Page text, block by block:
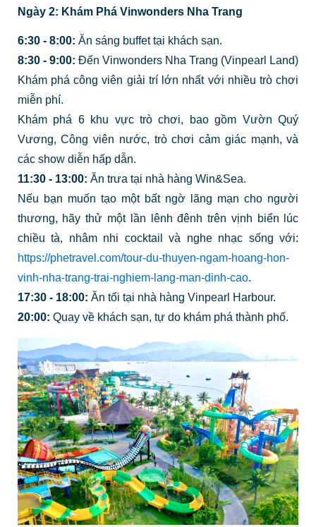
Ngày 2: Khám Phá Vinwonders Nha Trang
6:30 - 8:00: Ăn sáng buffet tại khách sạn.
8:30 - 9:00: Đến Vinwonders Nha Trang (Vinpearl Land)
Khám phá công viên giải trí lớn nhất với nhiều trò chơi
miễn phí.
Khám phá 6 khu vực trò chơi, bao gồm Vườn Quý
Vương, Công viên nước, trò chơi cảm giác mạnh, và
các show diễn hấp dẫn.
11:30 - 13:00: Ăn trưa tại nhà hàng Win&Sea.
Nếu bạn muốn tạo một bất ngờ lãng mạn cho người
thương, hãy thử một lần lênh đênh trên vịnh biển lúc
chiều tà, nhâm nhi cocktail và nghe nhạc sống với:
https://phetravel.com/tour-du-thuyen-ngam-hoang-hon-
vinh-nha-trang-trai-nghiem-lang-man-dinh-cao.
17:30 - 18:00: Ăn tối tại nhà hàng Vinpearl Harbour.
20:00: Quay về khách sạn, tự do khám phá thành phố.